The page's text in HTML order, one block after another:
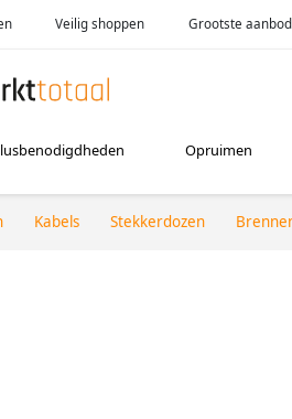
Veilig shoppen Grootste
Opruimen
Kabels Stekkerdozen